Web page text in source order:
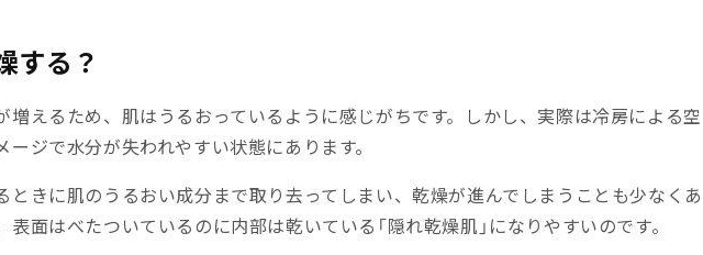
する？
増えるため、肌はうるおっているように感じがちです。しかし、実際は冷房による空
ジで水分が失われやすい状態にあります。
ときに肌のうるおい成分まで取り去ってしまい、乾燥が進んでしまうことも少なくあ
表面はべたついているのに内部は乾いている「隠れ乾燥肌」になりやすいのです。